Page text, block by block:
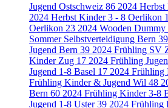
Jugend Ostschweiz 86 2024
2024 Herbst Kinder 3 - 8 Oerlikon
Oerlikon 23 2024 Wooden Dummy
Sommer Selbstverteidigung Bern 39
Jugend Bern 39 2024 Frühling SV
Kinder Zug 17 2024 Frühling
Jugend 1-8 Basel 17 2024 Frühling
Frühling Kinder & Jugend Wil 48
Bern 60 2024 Frühling Kinder 3-8
Jugend 1-8 Uster39 2024 Frühling